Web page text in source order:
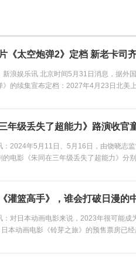
《太空炮弹2》定档 新老卡司
新浪娱乐讯 北京时间5月31日消息，据外
》的续集宣布定档：2027年4月23日北美
三年级丢失了超能力》路演收官
：2024年5月11日、5月16日，由饶晓志
的电影《朱同在三年级丢失了超能力》分
灌篮高手》，谁会打破日漫的
：对日本动画电影来说，2023年很可能成
本动画电影《铃芽之旅》的预售票房已